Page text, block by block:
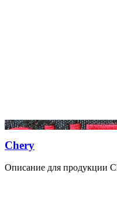
Chery
Описание для продукции